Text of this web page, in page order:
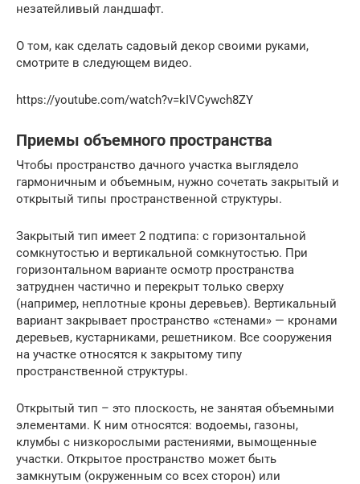
незатейливый ландшафт.
О том, как сделать садовый декор своими руками,
смотрите в следующем видео.
https://youtube.com/watch?v=kIVCywch8ZY
Приемы объемного пространства
Чтобы пространство дачного участка выглядело
гармоничным и объемным, нужно сочетать закрытый и
открытый типы пространственной структуры.
Закрытый тип имеет 2 подтипа: с горизонтальной
сомкнутостью и вертикальной сомкнутостью. При
горизонтальном варианте осмотр пространства
затруднен частично и перекрыт только сверху
(например, неплотные кроны деревьев). Вертикальный
вариант закрывает пространство «стенами» — кронами
деревьев, кустарниками, решетником. Все сооружения
на участке относятся к закрытому типу
пространственной структуры.
Открытый тип – это плоскость, не занятая объемными
элементами. К ним относятся: водоемы, газоны,
клумбы с низкорослыми растениями, вымощенные
участки. Открытое пространство может быть
замкнутым (окруженным со всех сторон) или